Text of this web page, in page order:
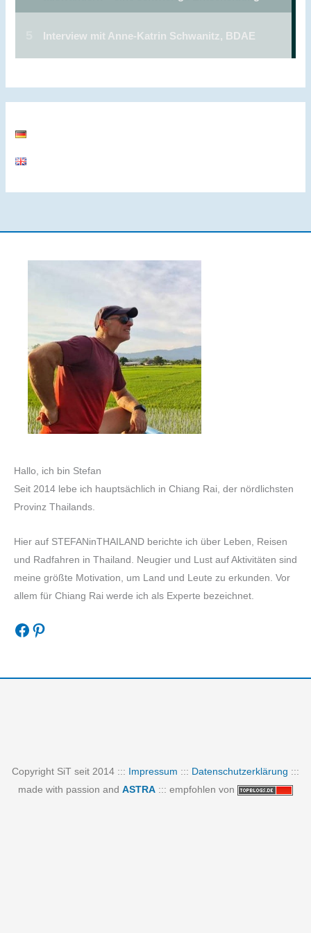
Hallo, ich bin Stefan
Seit 2014 lebe ich hauptsächlich in Chiang Rai, der nördlichsten
Provinz Thailands.
Hier auf STEFANinTHAILAND berichte ich über Leben, Reisen
und Radfahren in Thailand. Neugier und Lust auf Aktivitäten sind
meine größte Motivation, um Land und Leute zu erkunden. Vor
allem für Chiang Rai werde ich als Experte bezeichnet.
Facebook
Pinterest
Copyright SiT seit 2014 ::: Impressum ::: Datenschutzerklärung :::
made with passion and ASTRA ::: empfohlen von